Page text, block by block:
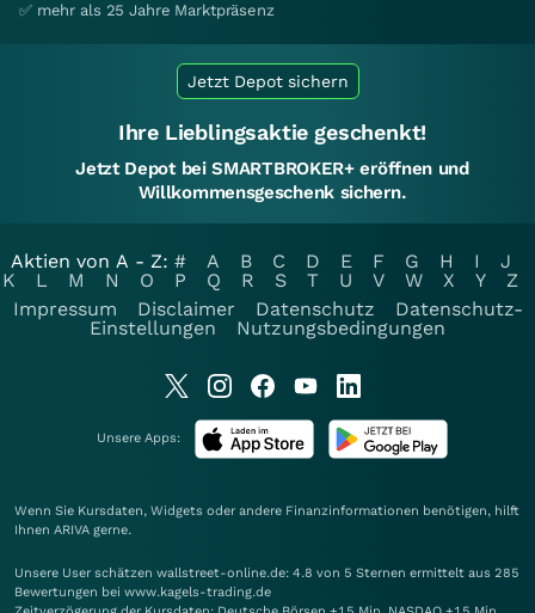
✅ mehr als 25 Jahre Marktpräsenz
Jetzt Depot sichern
Ihre Lieblingsaktie geschenkt!
Jetzt Depot bei SMARTBROKER+ eröffnen und
Willkommensgeschenk sichern.
Aktien von A - Z: # A B C D E F G H I
J
K
L M N O P Q R S T U V W X Y
Z
Impressum
Disclaimer Datenschutz
Datenschutz-
Einstellungen
Nutzungsbedingungen
Unsere Apps:
Wenn Sie Kursdaten, Widgets oder andere Finanzinformationen benötigen, hilft
Ihnen ARIVA gerne.
Unsere User schätzen wallstreet-online.de: 4.8 von 5 Sternen ermittelt aus 285
Bewertungen bei www.kagels-trading.de